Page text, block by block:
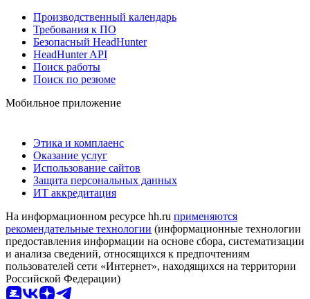
Производственный календарь
Требования к ПО
Безопасный HeadHunter
HeadHunter API
Поиск работы
Поиск по резюме
Мобильное приложение
Этика и комплаенс
Оказание услуг
Использование сайтов
Защита персональных данных
ИТ аккредитация
На информационном ресурсе hh.ru применяются
рекомендательные технологии (информационные технологии
предоставления информации на основе сбора, систематизации
и анализа сведений, относящихся к предпочтениям
пользователей сети «Интернет», находящихся на территории
Российской Федерации)